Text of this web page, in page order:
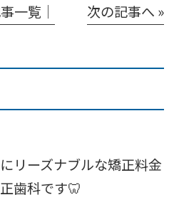
一覧│ 次の記事へ »
リーズナブルな矯正料金
歯科です🦷